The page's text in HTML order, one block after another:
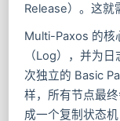
Release）。这就
Multi-Paxos 的核
（Log），并为
次独立的 Basic
样，所有节点最
成一个复制状态